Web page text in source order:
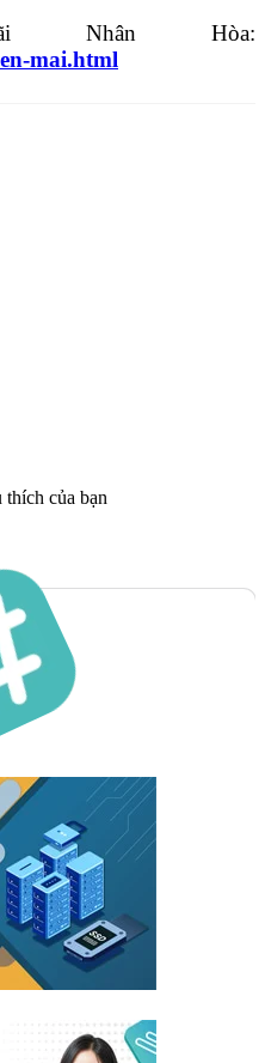
Nhân Hòa:
mai.html
của bạn